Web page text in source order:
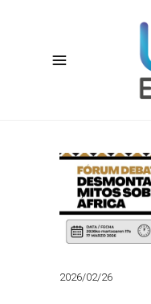
2026/02/26